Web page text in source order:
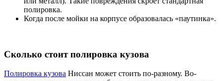
полировка.
Когда после мойки на корпусе образовалась «паутинка».
Сколько стоит полировка кузова
Полировка кузова Ниссан может стоить по-разному. Во-